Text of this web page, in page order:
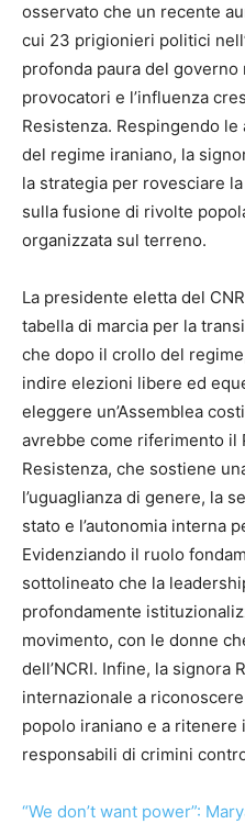
osservato che un recente
cui 23 prigionieri politici
profonda paura del
provocatori e l’influenza
Resistenza. Respingendo
del regime iraniano, la
la strategia per rovesciare
sulla fusione di rivolte
organizzata sul terreno.
La presidente eletta del
tabella di marcia per la
che dopo il crollo del
indire elezioni libere ed
eleggere un’Assemblea
avrebbe come riferimento il
Resistenza, che sostiene
l’uguaglianza di genere, la
stato e l’autonomia interna
Evidenziando il ruolo
sottolineato che la
profondamente
movimento, con le donne
dell’NCRI. Infine, la signora
internazionale a
popolo iraniano e a ritenere
responsabili di crimini
“We don’t want power”: